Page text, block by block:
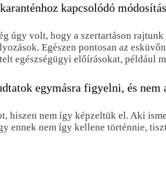
kapcsolódó
úgy volt, hogy a szertartáson
Egészen pontosan az
egészségügyi előírásokat, például
egymásra figyelni, és nem
nem így képzeltük el. Aki
ennek nem így kellene történnie,